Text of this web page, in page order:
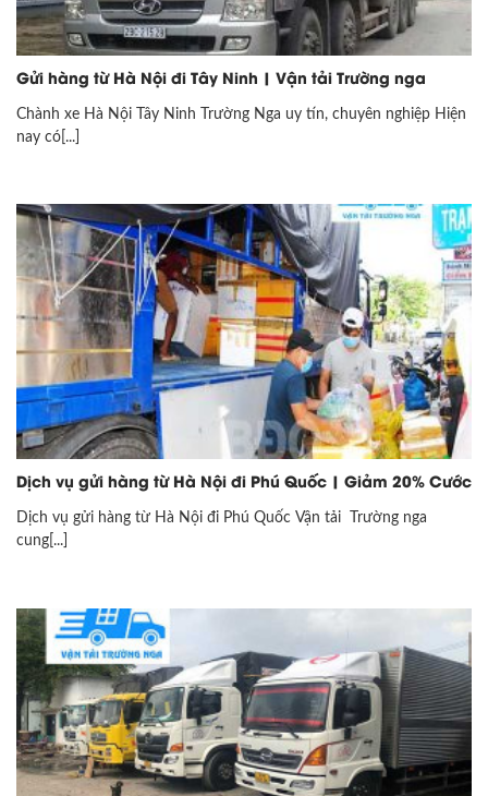
Gửi hàng từ Hà Nội đi Tây Ninh | Vận tải Trường nga
Chành xe Hà Nội Tây Ninh Trường Nga uy tín, chuyên nghiệp Hiện
nay có[...]
Dịch vụ gửi hàng từ Hà Nội đi Phú Quốc | Giảm 20% Cước
Dịch vụ gửi hàng từ Hà Nội đi Phú Quốc Vận tải Trường nga
cung[...]